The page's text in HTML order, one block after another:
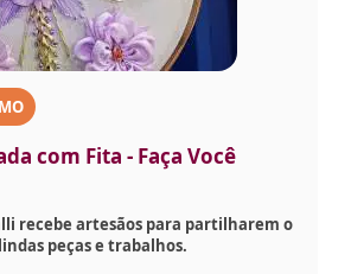
com Fita - Faça Você
recebe artesãos para partilharem o
peças e trabalhos.